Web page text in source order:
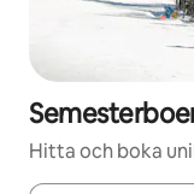
Hitta och boka